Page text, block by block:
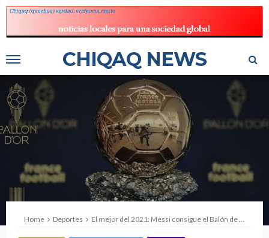
CHIQAQ NEWS
Home Deportes El mejor del 2021: Messi consigue el Balón de Oro como el mejor jugador del año